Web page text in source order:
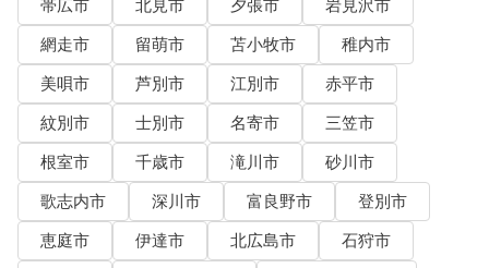
帯広市 北見市 夕張市
岩見沢市
網走市
留萌市 苫小牧市
稚内市
美唄市
芦別市 江別市
赤平市
紋別市
士別市 名寄市
三笠市
根室市
千歳市 滝川市
砂川市
歌志内市
深川市 富良野市
登別市
恵庭市
伊達市 北広島市
石狩市